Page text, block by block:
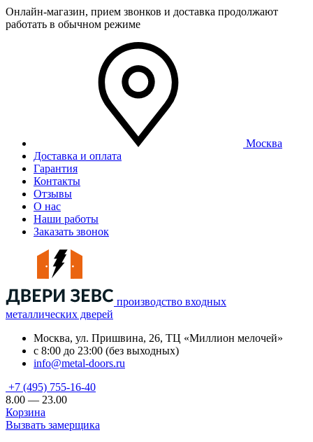
Онлайн-магазин, прием звонков и доставка продолжают
работать в обычном режиме
Москва
Доставка и оплата
Гарантия
Контакты
Отзывы
О нас
Наши работы
Заказать звонок
производство входных
металлических дверей
Москва, ул. Пришвина, 26, ТЦ «Миллион мелочей»
с 8:00 до 23:00 (без выходных)
info@metal-doors.ru
+7 (495) 755-16-40
8.00 — 23.00
Корзина
Вызвать замерщика